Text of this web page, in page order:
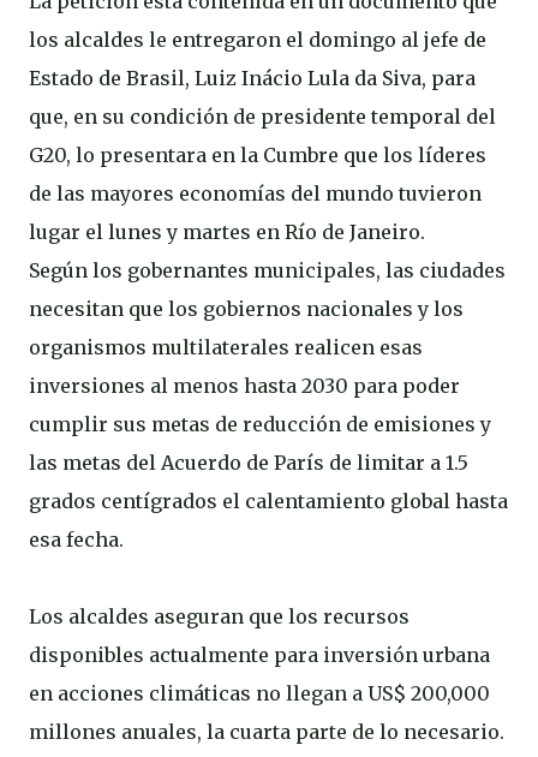
los alcaldes le entregaron el domingo al jefe de
Estado de Brasil, Luiz Inácio Lula da Siva, para
que, en su condición de presidente temporal del
G20, lo presentara en la Cumbre que los líderes
de las mayores economías del mundo tuvieron
lugar el lunes y martes en Río de Janeiro.
Según los gobernantes municipales, las ciudades
necesitan que los gobiernos nacionales y los
organismos multilaterales realicen esas
inversiones al menos hasta 2030 para poder
cumplir sus metas de reducción de emisiones y
las metas del Acuerdo de París de limitar a 1.5
grados centígrados el calentamiento global hasta
esa fecha.
Los alcaldes aseguran que los recursos
disponibles actualmente para inversión urbana
en acciones climáticas no llegan a US$ 200,000
millones anuales, la cuarta parte de lo necesario.